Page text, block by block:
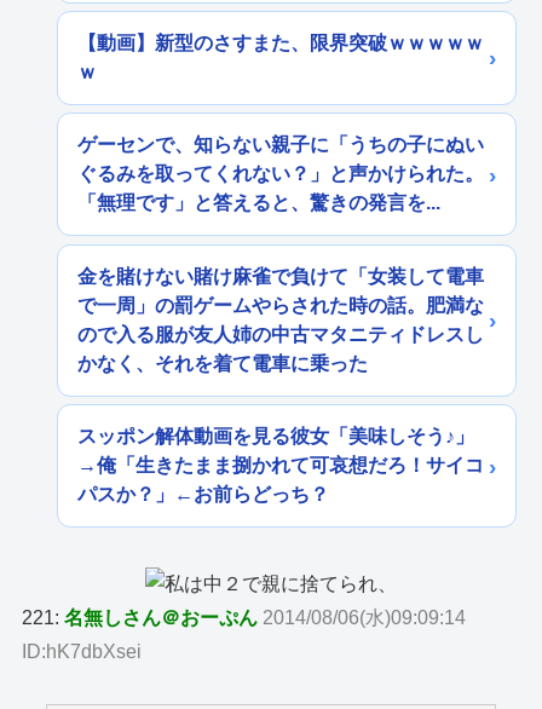
【動画】新型のさすまた、限界突破ｗｗｗｗｗ
ｗ
ゲーセンで、知らない親子に「うちの子にぬい
ぐるみを取ってくれない？」と声かけられた。
「無理です」と答えると、驚きの発言を...
金を賭けない賭け麻雀で負けて「女装して電車
で一周」の罰ゲームやらされた時の話。肥満な
ので入る服が友人姉の中古マタニティドレスし
かなく、それを着て電車に乗った
スッポン解体動画を見る彼女「美味しそう♪」
→俺「生きたまま捌かれて可哀想だろ！サイコ
パスか？」←お前らどっち？
221:名無しさん＠おーぷん 2014/08/06(水)09:09:14
ID:hK7dbXsei